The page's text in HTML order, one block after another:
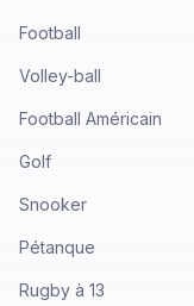
Football
Volley-ball
Football Américain
Golf
Snooker
Pétanque
Rugby à 13